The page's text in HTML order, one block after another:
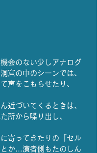
会のない少しアナログ
窟の中のシーンでは、
声をこもらせたり、
近づいてくるときは、
所から喋り出し、
寄ってきたりの『セル
か…演者側もたのしん